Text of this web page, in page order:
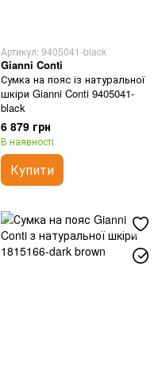
Артикул: 9405041-black
Gianni Conti
Сумка на пояс із натуральної
шкіри Gianni Conti 9405041-
black
6 879 грн
В наявності
Купити